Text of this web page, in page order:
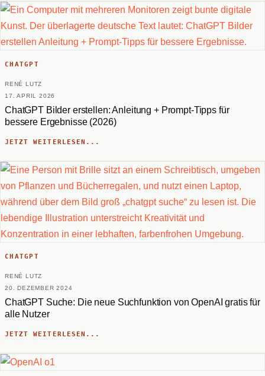
CHATGPT
RENÉ LUTZ
17. APRIL 2026
ChatGPT Bilder erstellen: Anleitung + Prompt-Tipps für
bessere Ergebnisse (2026)
JETZT WEITERLESEN...
CHATGPT
RENÉ LUTZ
20. DEZEMBER 2024
ChatGPT Suche: Die neue Suchfunktion von OpenAI gratis für
alle Nutzer
JETZT WEITERLESEN...